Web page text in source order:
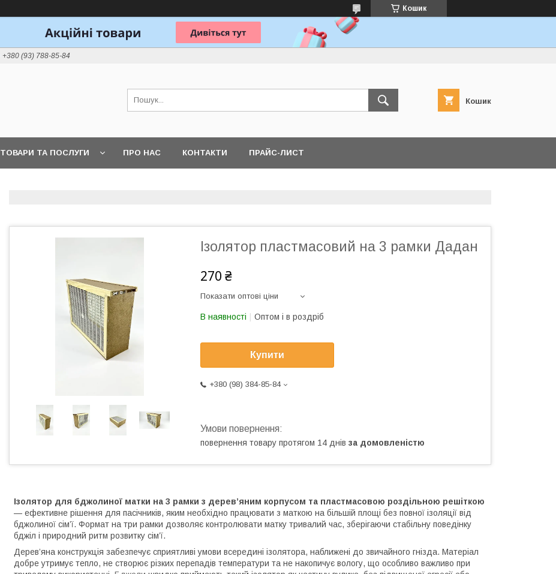
Кошик
+380 (93) 788-85-84
Кошик
ТОВАРИ ТА ПОСЛУГИ ПРО НАС КОНТАКТИ ПРАЙС-ЛИСТ
Ізолятор пластмасовий на 3 рамки Дадан
270 ₴
Показати оптові ціни
В наявності Оптом і в роздріб
Купити
+380 (98) 384-85-84
повернення товару протягом 14 днів за домовленістю
Ізолятор для бджолиної матки на 3 рамки з дерев’яним корпусом та пластмасовою роздільною решіткою
— ефективне рішення для пасічників, яким необхідно працювати з маткою на більшій площі без повної ізоляції від
бджолиної сім’ї. Формат на три рамки дозволяє контролювати матку тривалий час, зберігаючи стабільну поведінку
бджіл і природний ритм розвитку сім’ї.
Дерев’яна конструкція забезпечує сприятливі умови всередині ізолятора, наближені до звичайного гнізда. Матеріал
добре утримує тепло, не створює різких перепадів температури та не накопичує вологу, що особливо важливо при